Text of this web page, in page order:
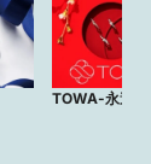
TOWA-永遠-